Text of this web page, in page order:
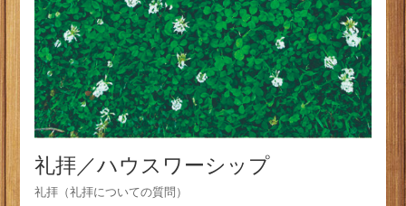
礼拝／ハウスワーシップ
礼拝（礼拝についての質問）